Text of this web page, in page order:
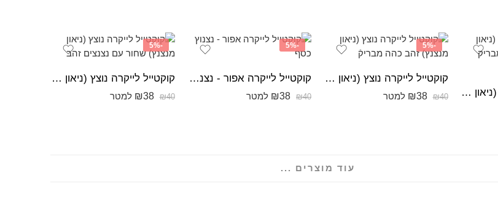
קוקטייל לייקרה נוצץ (ניאון מנצנץ) ורוד עתיק עם מבריק כסוף
-5%
קוקטייל לייקרה נוצץ (ניאון מנצנץ) זהב כהה מבריקֿ
₪40
₪38 למטר
-5%
קוקטייל לייקרה אפור - נצנוץ כסף
₪40
₪38 למטר
-5%
קוקטייל לייקרה נוצץ (ניאון מנצנץ) שחור עם נצנצים זהב
₪40
₪38 למטר
עוד מוצרים ...